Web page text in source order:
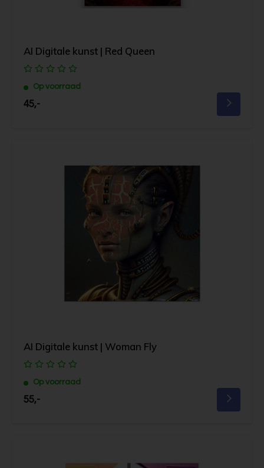
AI Digitale kunst | Red Queen
Op voorraad
45,-
AI Digitale kunst | Woman Fly
Op voorraad
55,-